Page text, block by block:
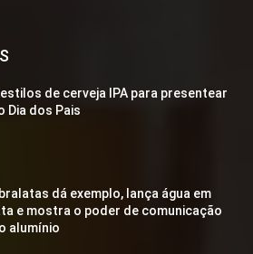
de cerveja IPA para presentear
Dia dos Pais
dá exemplo, lança água em
e mostra o poder de comunicação
alumínio